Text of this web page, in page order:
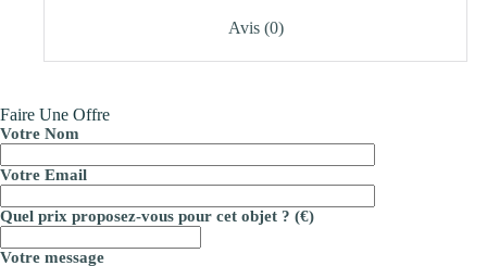
Avis (0)
Faire Une Offre
Votre Nom
Votre Email
Quel prix proposez-vous pour cet objet ? (€)
Votre message